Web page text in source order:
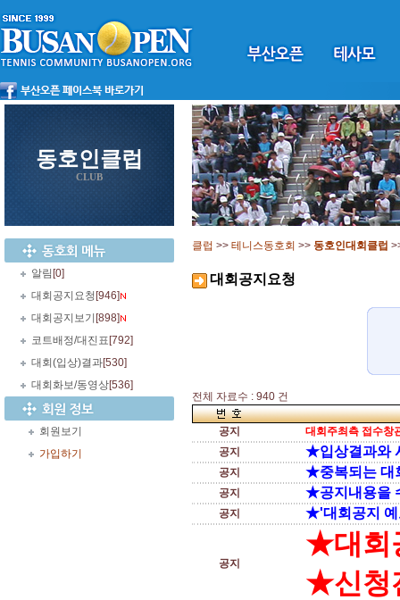
동호인클럽
CLUB
알림 [0]
대회공지요청 [946]
대회공지보기 [898]
코트배정/대진표 [792]
대회(입상)결과[530]
대회화보/동영상[536]
회원보기
가입하기
클럽 >> 테니스동호회 >> 동호인대회클럽
대회공지요청
전체 자료수 : 940 건
공지
대회주최측 접수창
공지
★입상결과와
공지 ★중복되는 대
공지 ★공지내용을
공지 ★'대회공지 예
공지
★대회
★신청